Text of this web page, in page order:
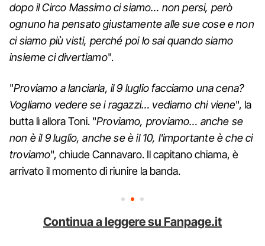
dopo il Circo Massimo ci siamo… non persi, però
ognuno ha pensato giustamente alle sue cose e non
ci siamo più visti, perché poi lo sai quando siamo
insieme ci divertiamo".
"Proviamo a lanciarla, il 9 luglio facciamo una cena?
Vogliamo vedere se i ragazzi… vediamo chi viene", la
butta lì allora Toni. "Proviamo, proviamo… anche se
non è il 9 luglio, anche se è il 10, l'importante è che ci
troviamo", chiude Cannavaro. Il capitano chiama, è
arrivato il momento di riunire la banda.
Continua a leggere su Fanpage.it